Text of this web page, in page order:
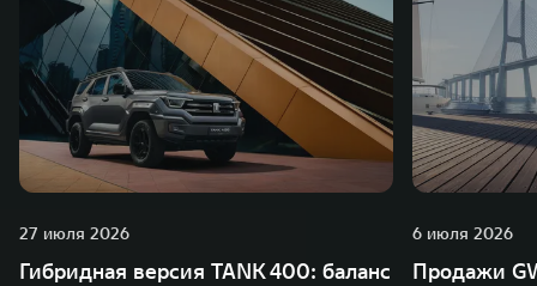
27 июля 2026
Гибридная версия TANK 400: баланс
6 июля 2026
Продажи